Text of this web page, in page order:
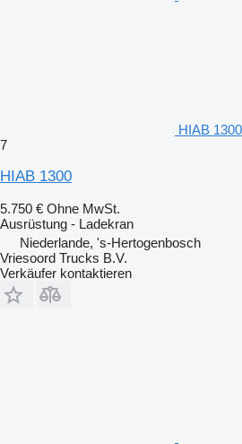
HIAB
7
HIAB 1300
5.750 € Ohne MwSt.
Ausrüstung - Ladekran
Niederlande, 's-Hertogenbosch
Vriesoord Trucks B.V.
Verkäufer kontaktieren